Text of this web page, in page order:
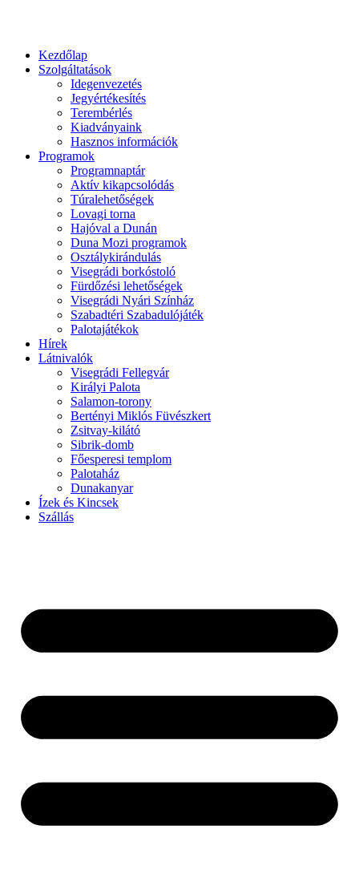
Kezdőlap
Szolgáltatások
Idegenvezetés
Jegyértékesítés
Terembérlés
Kiadványaink
Hasznos információk
Programok
Programnaptár
Aktív kikapcsolódás
Túralehetőségek
Lovagi torna
Hajóval a Dunán
Duna Mozi programok
Osztálykirándulás
Visegrádi borkóstoló
Fürdőzési lehetőségek
Visegrádi Nyári Színház
Szabadtéri Szabadulójáték
Palotajátékok
Hírek
Látnivalók
Visegrádi Fellegvár
Királyi Palota
Salamon-torony
Bertényi Miklós Füvészkert
Zsitvay-kilátó
Sibrik-domb
Főesperesi templom
Palotaház
Dunakanyar
Ízek és Kincsek
Szállás